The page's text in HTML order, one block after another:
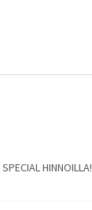
HINNOILLA!